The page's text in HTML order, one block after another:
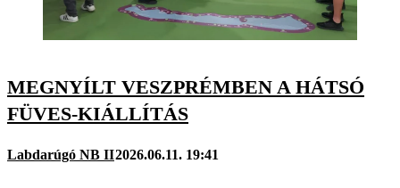
MEGNYÍLT VESZPRÉMBEN A HÁTSÓ
FÜVES-KIÁLLÍTÁS
Labdarúgó NB II2026.06.11. 19:41